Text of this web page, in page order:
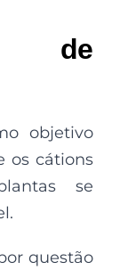
de
objetivo
os cátions
se
questão